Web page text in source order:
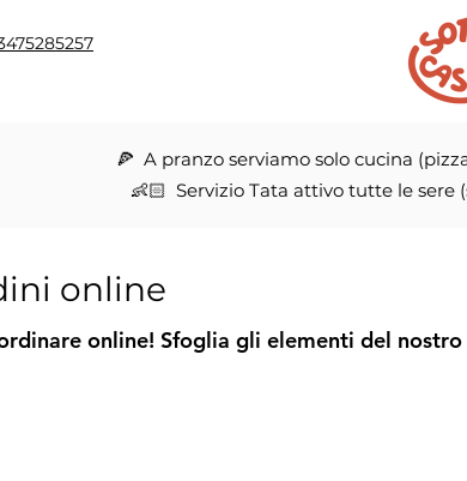
🍕 A pranzo serviamo solo cucina
👶🏻 Servizio Tata attivo tutte le sere
online
online! Sfoglia gli elementi del